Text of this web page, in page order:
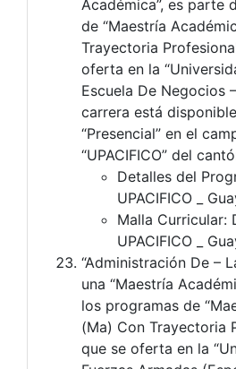
Académica”, es parte
de “Maestría
Trayectoria
oferta en la
Escuela De Negocios –
carrera está
“Presencial” en el
“UPACIFICO” del
Detalles del
UPACIFICO _
Malla Curricular:
UPACIFICO _
“Administración De –
una “Maestría
los programas de
(Ma) Con Trayectoria
que se oferta en la